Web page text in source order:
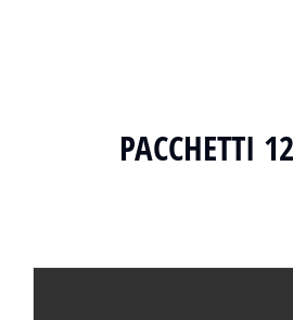
PACCHETTI